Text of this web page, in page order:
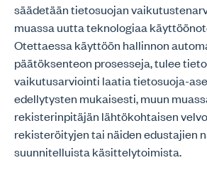
säädetään tietosuojan
muassa uutta teknologiaa
Otettaessa käyttöön hallinnon
päätöksenteon prosesseja, tulee
vaikutusarviointi laatia tietosuoja-
edellytysten mukaisesti, muun
rekisterinpitäjän lähtökohtaisen
rekisteröityjen tai näiden edustajien
suunnitelluista käsittelytoimista.